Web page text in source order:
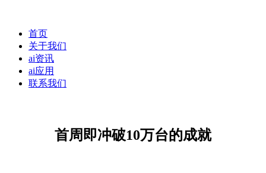
首页
关于我们
ai资讯
ai应用
联系我们
首周即冲破10万台的成就